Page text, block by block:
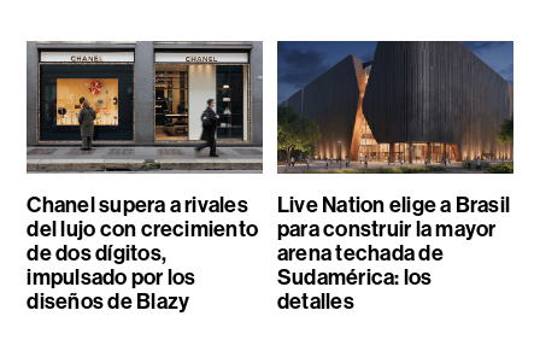
Chanel supera a rivales
del lujo con crecimiento
de dos dígitos,
impulsado por los
diseños de Blazy
Live Nation elige a Brasil
para construir la mayor
arena techada de
Sudamérica: los
detalles